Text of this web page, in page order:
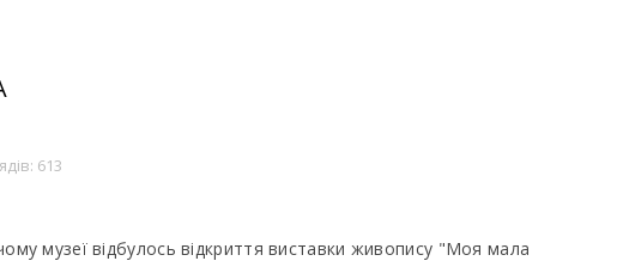
613
музеї відбулось відкриття виставки живопису "Моя мала